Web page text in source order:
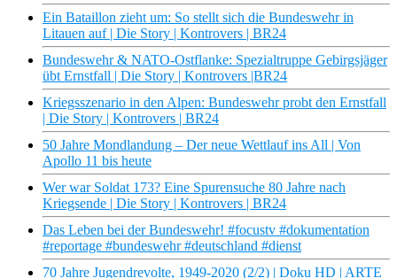
Ein Bataillon zieht um: So stellt sich die Bundeswehr in
Litauen auf | Die Story | Kontrovers | BR24
Bundeswehr & NATO-Ostflanke: Spezialtruppe Gebirgsjäger
übt Ernstfall | Die Story | Kontrovers |BR24
Kriegsszenario in den Alpen: Bundeswehr probt den Ernstfall
| Die Story | Kontrovers | BR24
50 Jahre Mondlandung – Der neue Wettlauf ins All | Von
Apollo 11 bis heute
Wer war Soldat 173? Eine Spurensuche 80 Jahre nach
Kriegsende | Die Story | Kontrovers | BR24
Das Leben bei der Bundeswehr! #focustv #dokumentation
#reportage #bundeswehr #deutschland #dienst
70 Jahre Jugendrevolte, 1949-2020 (2/2) | Doku HD | ARTE